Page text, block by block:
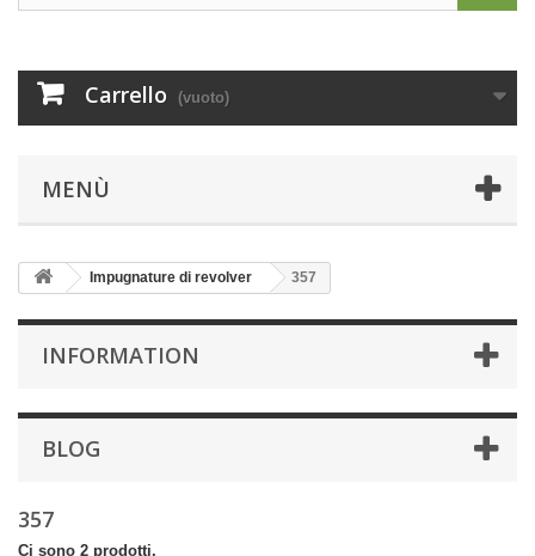
Carrello (vuoto)
MENÙ
Impugnature di revolver 357
INFORMATION
BLOG
357
Ci sono 2 prodotti.